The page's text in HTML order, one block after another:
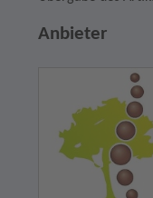
Anbieter